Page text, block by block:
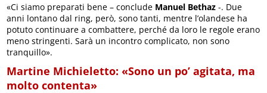
«Ci siamo preparati bene – conclude Manuel Bethaz -. Due
anni lontano dal ring, però, sono tanti, mentre l’olandese ha
potuto continuare a combattere, perché da loro le regole erano
meno stringenti. Sarà un incontro complicato, non sono
tranquillo».
Martine Michieletto: «Sono un po’ agitata, ma
molto contenta»